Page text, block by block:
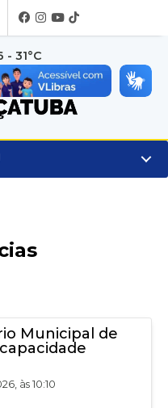
31°C
Municipal de
às 10:10